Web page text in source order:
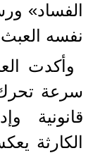
الفساد»
نفسه
وأكدت
سرعة تحرك
قانونية
الكارثة